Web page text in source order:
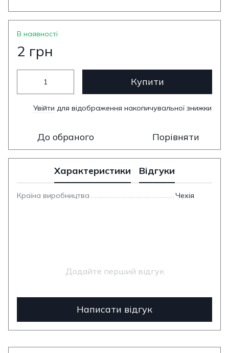
В наявності
2 грн
Купити
Увійти для відображення накопичувальної знижки
До обраного Порівняти
Характеристики Відгуки
Країна виробництва Чехія
Додайте перший відгук
Написати відгук